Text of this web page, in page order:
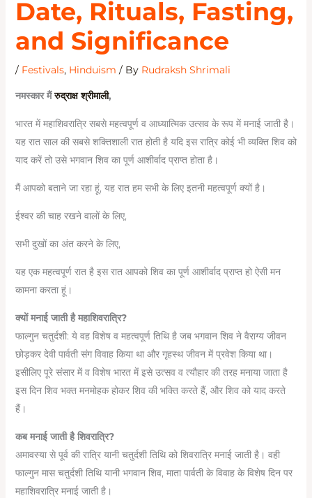
Date, Rituals, Fasting,
and Significance
/ Festivals, Hinduism / By Rudraksh Shrimali
नमस्कार मैंरुद्राक्ष श्रीमाली,
भारत में महाशिवरात्रि सबसे महत्वपूर्ण व आध्यात्मिक उत्सव के रूप में मनाई जाती है।
यह रात साल की सबसे शक्तिशाली रात होती है यदि इस रात्रि कोई भी व्यक्ति शिव को
याद करें तो उसे भगवान शिव का पूर्ण आशीर्वाद प्राप्त होता है।
मैं आपको बताने जा रहा हूं, यह रात हम सभी के लिए इतनी महत्वपूर्ण क्यों है।
ईश्वर की चाह रखने वालों के लिए,
सभी दुखों का अंत करने के लिए,
यह एक महत्वपूर्ण रात है इस रात आपको शिव का पूर्ण आशीर्वाद प्राप्त हो ऐसी मन
कामना करता हूं।
क्यों मनाई जाती है महाशिवरात्रि?
फाल्गुन चतुर्दशी: ये वह विशेष व महत्वपूर्ण तिथि है जब भगवान शिव ने वैराग्य जीवन
छोड़कर देवी पार्वती संग विवाह किया था और गृहस्थ जीवन में प्रवेश किया था।
इसीलिए पूरे संसार में व विशेष भारत में इसे उत्सव व त्यौहार की तरह मनाया जाता है
इस दिन शिव भक्त मनमोहक होकर शिव की भक्ति करते हैं, और शिव को याद करते
हैं।
कब मनाई जाती है शिवरात्रि?
अमावस्या से पूर्व की रात्रि यानी चतुर्दशी तिथि को शिवरात्रि मनाई जाती है। वही
फाल्गुन मास चतुर्दशी तिथि यानी भगवान शिव, माता पार्वती के विवाह के विशेष दिन पर
महाशिवरात्रि मनाई जाती है।